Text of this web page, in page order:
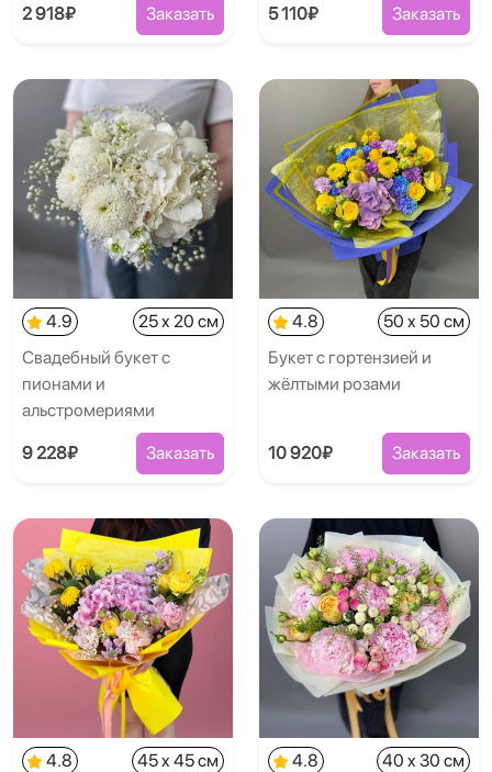
2 918₽ Заказать 5 110₽ Заказать
4.9
25 x 20 см
Свадебный букет с
пионами и
альстромериями
9 228₽ Заказать
4.8
50 x 50 см
Букет с гортензией и
жёлтыми розами
10 920₽ Заказать
4.8
45 x 45 см
4.8
40 x 30 см